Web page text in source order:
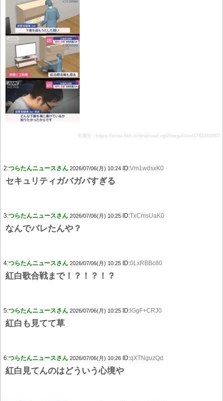
引用元：https://nova.5ch.io/test/read.cgi/livegalileo/1783301057/
2:つらたんニュースさん 2026/07/06(月) 10:24 ID:Vm1wdsxK0
セキュリティガバガバすぎる
3:つらたんニュースさん 2026/07/06(月) 10:25 ID:TxCmsUaK0
なんでバレたんや？
4:つらたんニュースさん 2026/07/06(月) 10:25 ID:0LxRBBc80
紅白歌合戦まで！？！？！？
5:つらたんニュースさん 2026/07/06(月) 10:25 ID: lGgF+CRJ0
紅白も見てて草
6:つらたんニュースさん 2026/07/06(月) 10:26 ID:qXTNguzQd
紅白見てんのはどういう心境や